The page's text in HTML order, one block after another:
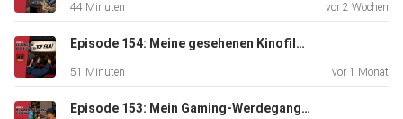
44 Minuten vor 2 Wochen
Episode 154: Meine gesehenen Kinofilme von April bis Juni 2026
51 Minuten vor 1 Monat
Episode 153: Mein Gaming-Werdegang - Vom Atari 2600, NES & Game Boy bis zum SNES und Amiga 500